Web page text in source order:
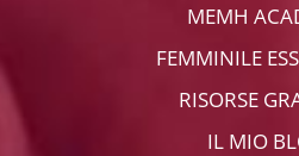
MEMH
FEMMINILE
RISORSE
IL MIO